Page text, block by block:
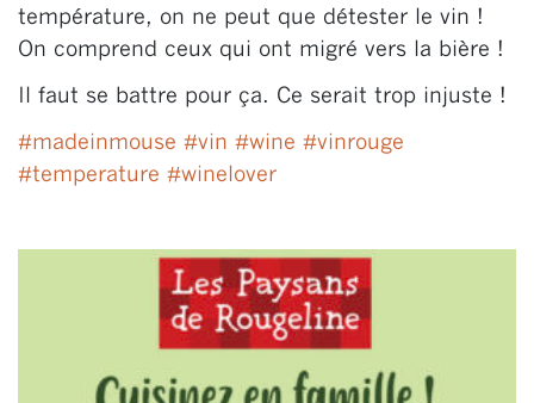
température, on ne peut que détester le vin !
On comprend ceux qui ont migré vers la bière !
Il faut se battre pour ça. Ce serait trop injuste !
#madeinmouse #vin #wine #vinrouge
#temperature #winelover